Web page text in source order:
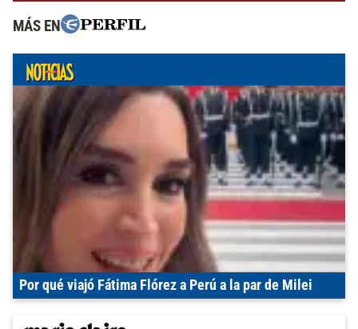
MÁS EN
Por qué viajó Fátima Flórez a Perú a la par de Milei